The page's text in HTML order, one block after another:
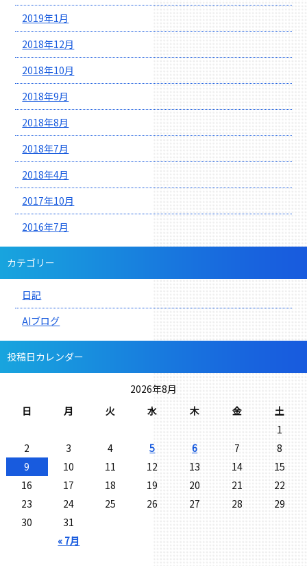
2019年1月
2018年12月
2018年10月
2018年9月
2018年8月
2018年7月
2018年4月
2017年10月
2016年7月
カテゴリー
日記
AIブログ
投稿日カレンダー
2026年8月
日
月 火 水 木 金 土
« 7月
1
2
3 4 5 6 7
8
9
10 11 12 13 14
15
16
17 18 19 20 21
22
23
24 25 26 27 28
29
30
31